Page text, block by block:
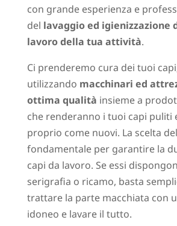
con grande esperienza e
del lavaggio ed igienizzazione
lavoro della tua attività.
Ci prenderemo cura dei tuoi
utilizzando macchinari ed
ottima qualità insieme a
che renderanno i tuoi capi puliti
proprio come nuovi. La scelta
fondamentale per garantire la
capi da lavoro. Se essi
serigrafia o ricamo, basta
trattare la parte macchiata con
idoneo e lavare il tutto.